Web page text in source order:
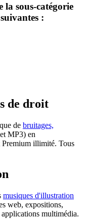
la sous-catégorie
:
de droit
de bruitages,
MP3) en
Premium illimité. Tous
musiques d'illustration
web, expositions,
multimédia.